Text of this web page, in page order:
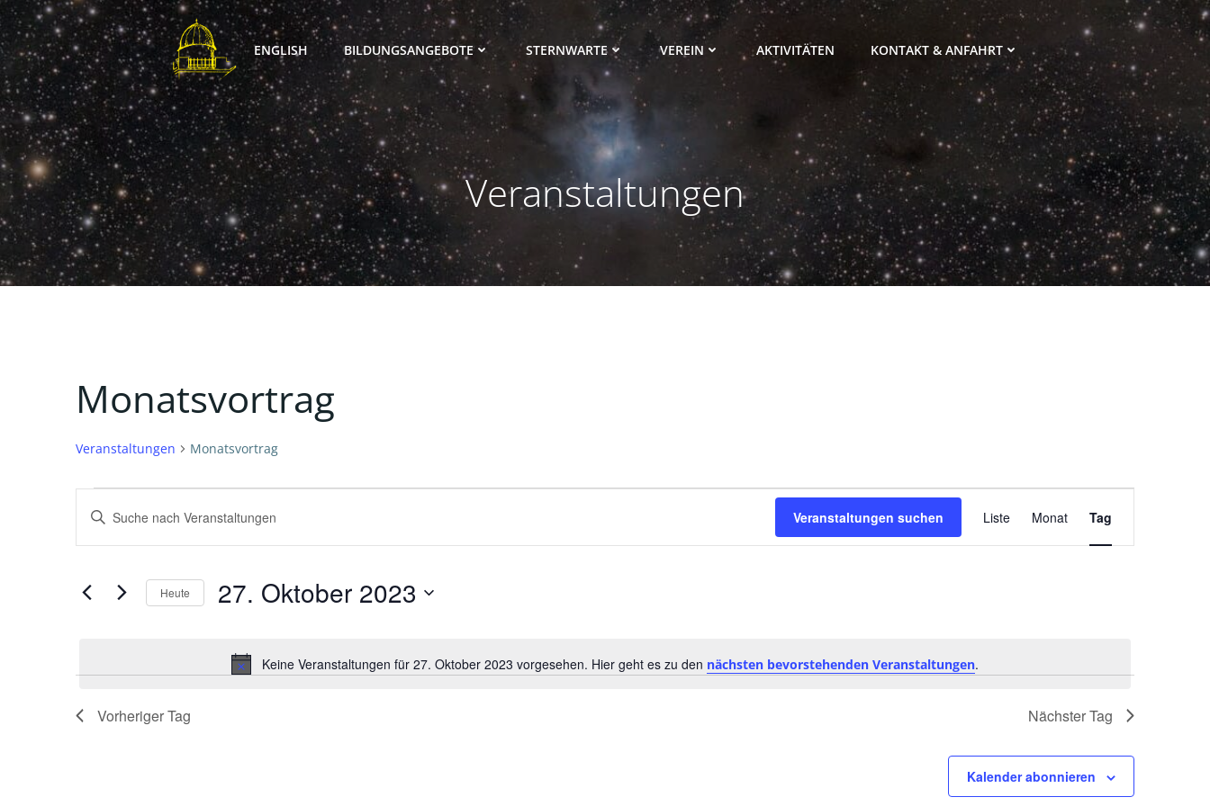
Zum
Inhalt
springen
ENGLISH BILDUNGSANGEBOTE STERNWARTE VEREIN AKTIVITÄTEN KONTAKT & ANFAHRT
Veranstaltungen
Monatsvortrag
Veranstaltungen Monatsvortrag
Veranstaltungen
für
27.
2023
Hinweis
Keine Veranstaltungen für 27. Oktober 2023 vorgesehen. Hier geht es zu den nächsten bevorstehenden Veranstaltungen.
V
e
r
n
s
Bitte
nach
Veranstaltungen suchen
V
e
n
s
t
a
Liste Monat Tag
Heute 27. Oktober 2023
Vorheriger Tag Nächster Tag
Kalender abonnieren